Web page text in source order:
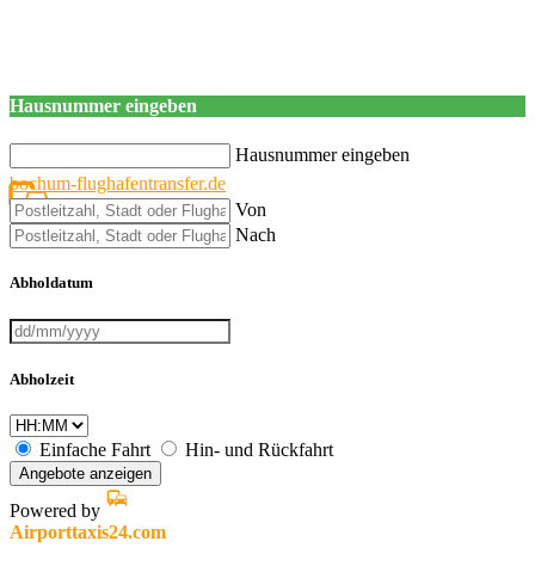
Hausnummer eingeben
Hausnummer eingeben
bochum-flughafentransfer.de
Von
Nach
Abholdatum
Abholzeit
Einfache Fahrt Hin- und Rückfahrt
Angebote anzeigen
Powered by
Airporttaxis24.com